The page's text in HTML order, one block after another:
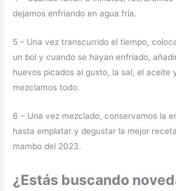
dejamos enfriando en agua fría.
5 – Una vez transcurrido el tiempo,
un bol y cuando se hayan enfriado,
huevos picados al gusto, la sal, el aceite
mezclamos todo.
6 – Una vez mezclado, conservamos la
hasta emplatar y degustar la mejor
mambo del 2023.
¿Estás buscando